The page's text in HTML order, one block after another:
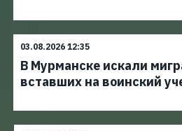
03.08.2026 12:35
В Мурманске искали
вставших на воинский